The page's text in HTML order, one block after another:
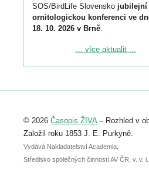
SOS/BirdLife Slovensko jubilejní
ornitologickou konferenci ve
18. 10. 2026 v Brně.
Podrobnější informace ke
Registrovat se můžete do 6. září.
abstraktu přihlášené přednášky
posteru je už 30. června.
... více aktualit ...
© 2026 Časopis ŽIVA– Rozhled v
Založil roku 1853 J. E. Purkyně.
Vydává Nakladatelství Academia,
Středisko společných činností AV ČR, v. v.